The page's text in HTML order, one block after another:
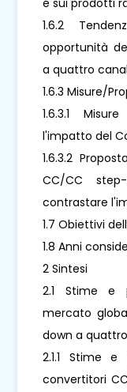
1.6.2
opportunità
a quattro
1.6.3 Misure/
1.6.3.1
l'impatto del
1.6.3.2
CC/CC
contrastare
1.7 Obiettivi
1.8 Anni
2 Sintesi
2.1 Stime e
mercato
down a
2.1.1 Stime
convertitori